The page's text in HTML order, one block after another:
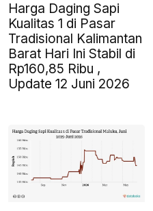
Harga Daging Sapi
Kualitas 1 di Pasar
Tradisional Kalimantan
Barat Hari Ini Stabil di
Rp160,85 Ribu ,
Update 12 Juni 2026